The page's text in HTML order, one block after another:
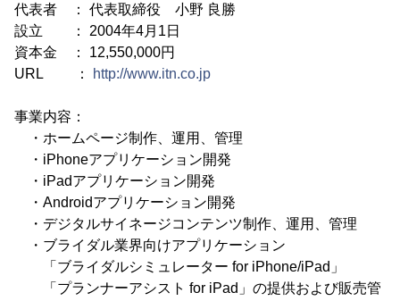
代表者 ： 代表取締役 小野 良勝
設立 ： 2004年4月1日
資本金 ： 12,550,000円
URL ：
http://www.itn.co.jp
事業内容：
・ホームページ制作、運用、管理
・iPhoneアプリケーション開発
・iPadアプリケーション開発
・Androidアプリケーション開発
・デジタルサイネージコンテンツ制作、運用、管理
・ブライダル業界向けアプリケーション
「ブライダルシミュレーター for iPhone/iPad」
「プランナーアシスト for iPad」の提供および販売管